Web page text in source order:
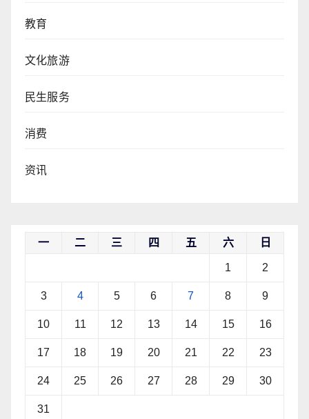
教育
文化旅游
民生服务
消费
资讯
一 二 三 四 五 六 日
1 2
3 4 5 6 7 8 9
10 11 12 13 14 15 16
17 18 19 20 21 22 23
24 25 26 27 28 29 30
31